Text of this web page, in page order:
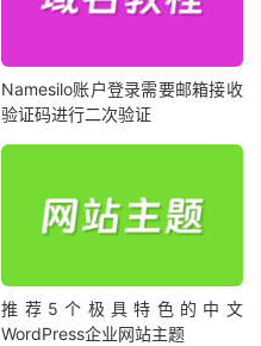
Namesilo账户登录需要邮箱接收
验证码进行二次验证
推荐5个极具特色的中文
WordPress企业网站主题